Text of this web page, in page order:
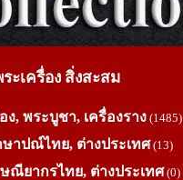
ะเครื่อง สิ่งสะสม
ง, พระบูชา, เครื่องราง (1485)
าปณ์ไทย, ต่างประเทศ(13)
ณียากรไทย, ต่างประเทศ(0)